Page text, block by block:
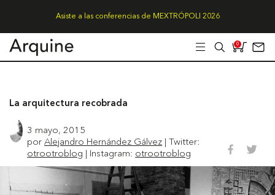
Asiste a las conferencias de MEXTRÓPOLI 2026
0
La arquitectura recobrada
3 mayo, 2015
porAlejandro Hernández Gálvez | Twitter:
otrootroblog | Instagram: otrootroblog